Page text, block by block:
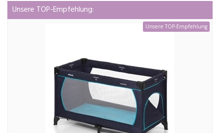
Unsere TOP-Empfehlung:
Unsere TOP-Empfehlung